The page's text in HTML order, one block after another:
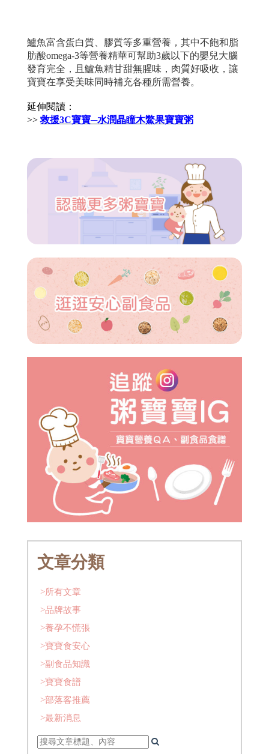
鱸魚富含蛋白質、膠質等多重營養，其中不飽和脂
肪酸omega-3等營養精華可幫助3歲以下的嬰兒大腦
發育完全，且鱸魚精甘甜無腥味，肉質好吸收，讓
寶寶在享受美味同時補充各種所需營養。
延伸閱讀：
>>救援3C寶寶─水潤晶瞳木鱉果寶寶粥
文章分類
>所有文章
>品牌故事
>養孕不慌張
>寶寶食安心
>副食品知識
>寶寶食譜
>部落客推薦
>最新消息